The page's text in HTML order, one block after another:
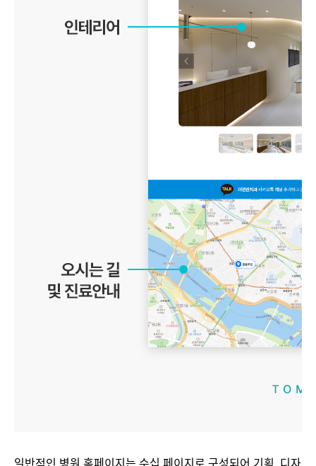
일반적인 병원 홈페이지는 수십 페이지로 구성되어 기획, 디자